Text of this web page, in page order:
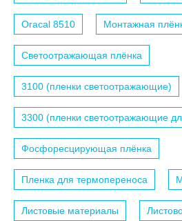
Oracal 8510 Монтажная
Светоотражающая плёнка
3100 (пленки светоотражающие)
3300 (пленки светоотражающие
Фосфоресцирующая плёнка
Пленка для термопереноса
Листовые материалы